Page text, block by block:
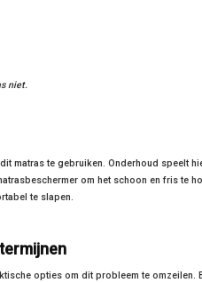
niet.
matras te gebruiken. Onderhoud speelt
om het schoon en fris te
te slapen.
opties om dit probleem te omzeilen.